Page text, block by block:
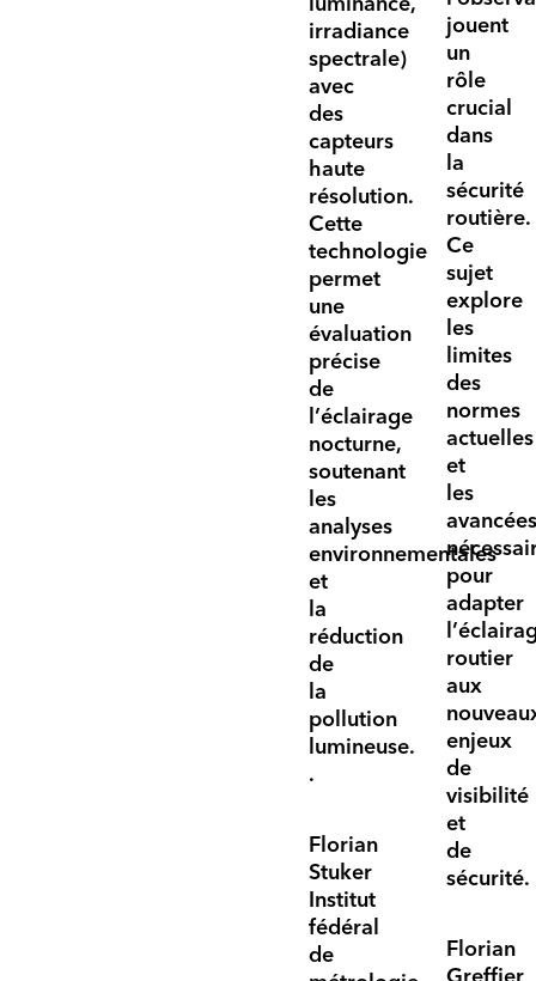
irradiance
spectrale)
avec
des
capteurs
haute
résolution.
Cette
technologie
permet
une
évaluation
précise
de
l’éclairage
nocturne,
soutenant
les
analyses
environnementales
et
la
réduction
de
la
pollution
lumineuse.
.
Florian
Stuker
Institut
fédéral
de
jouent
un
rôle
crucial
dans
la
sécurité
routière.
Ce
sujet
explore
les
limites
des
normes
actuelles
et
les
avancées
pour
adapter
routier
aux
enjeux
de
visibilité
et
de
sécurité.
Florian